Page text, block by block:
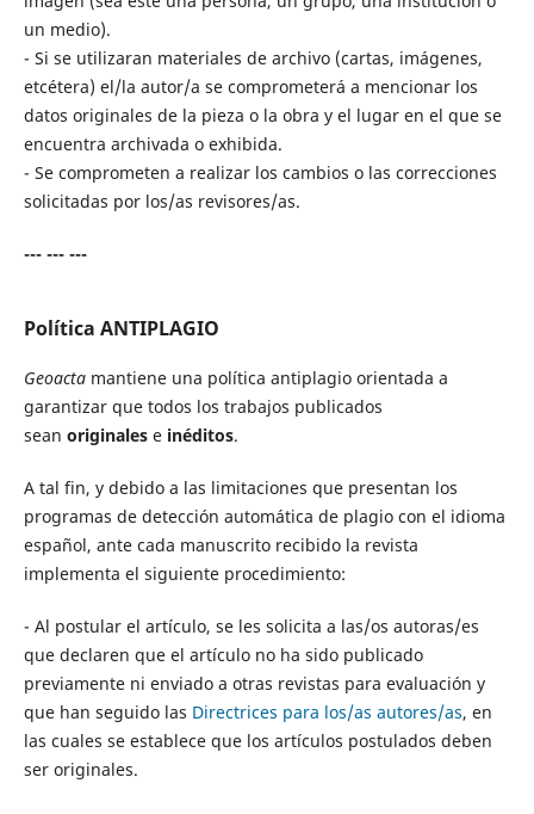
un medio).
- Si se utilizaran materiales de archivo (cartas, imágenes,
etcétera) el/la autor/a se comprometerá a mencionar los
datos originales de la pieza o la obra y el lugar en el que se
encuentra archivada o exhibida.
- Se comprometen a realizar los cambios o las correcciones
solicitadas por los/as revisores/as.
--- --- ---
Política ANTIPLAGIO
Geoacta mantiene una política antiplagio orientada a
garantizar que todos los trabajos publicados
sean originalese inéditos.
A tal fin, y debido a las limitaciones que presentan los
programas de detección automática de plagio con el idioma
español, ante cada manuscrito recibido la revista
implementa el siguiente procedimiento:
- Al postular el artículo, se les solicita a las/os autoras/es
que declaren que el artículo no ha sido publicado
previamente ni enviado a otras revistas para evaluación y
que han seguido las Directrices para los/as autores/as, en
las cuales se establece que los artículos postulados deben
ser originales.